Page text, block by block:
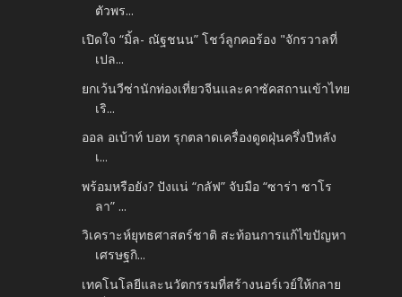
ตัวพร...
เปิดใจ “มิ้ล- ณัฐชนน” โชว์ลูกคอร้อง "จักรวาลที่
เปล...
ยกเว้นวีซ่านักท่องเที่ยวจีนและคาซัคสถานเข้าไทย
เริ...
ออล อเบ้าท์ บอท รุกตลาดเครื่องดูดฝุ่นครึ่งปีหลัง
เ...
พร้อมหรือยัง? ปังแน่ “กลัฟ” จับมือ “ซาร่า ซาโร
ลา” ...
วิเคราะห์ยุทธศาสตร์ชาติ สะท้อนการแก้ไขปัญหา
เศรษฐกิ...
เทคโนโลยีและนวัตกรรมที่สร้างนอร์เวย์ให้กลาย